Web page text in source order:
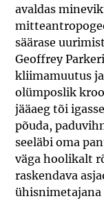
avaldas
säärase
Geoffrey
kliimamuutus
olümposlik
jääaeg tõi
põuda,
seeläbi oma
väga hoolikalt
raskendava
ühisnimetajana